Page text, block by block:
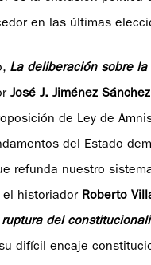
en las últimas
La deliberación sobre la
José J. Jiménez Sánchez
de Ley de
del Estado
refunda nuestro
el historiador Roberto
del
difícil encaje